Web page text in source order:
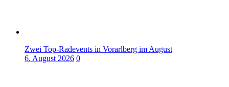
Zwei Top-Radevents in Vorarlberg im August
6. August 2026 0